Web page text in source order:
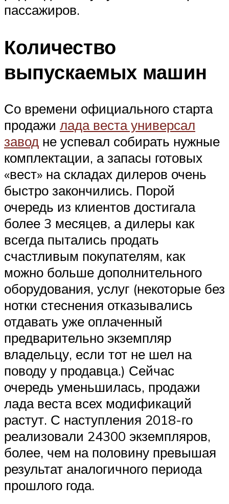
пассажиров.
Количество
выпускаемых машин
Со времени официального старта
продажи лада веста универсал
завод не успевал собирать нужные
комплектации, а запасы готовых
«вест» на складах дилеров очень
быстро закончились. Порой
очередь из клиентов достигала
более 3 месяцев, а дилеры как
всегда пытались продать
счастливым покупателям, как
можно больше дополнительного
оборудования, услуг (некоторые без
нотки стеснения отказывались
отдавать уже оплаченный
предварительно экземпляр
владельцу, если тот не шел на
поводу у продавца.) Сейчас
очередь уменьшилась, продажи
лада веста всех модификаций
растут. С наступления 2018-го
реализовали 24300 экземпляров,
более, чем на половину превышая
результат аналогичного периода
прошлого года.